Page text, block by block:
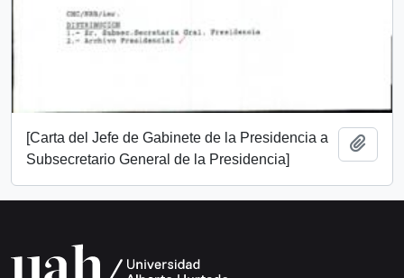
[Carta del Jefe de Gabinete de la Presidencia a
Subsecretario General de la Presidencia]